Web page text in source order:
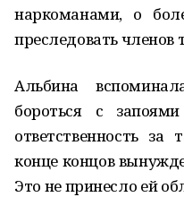
наркоманами, о
преследовать членов
Альбина
бороться с
ответственность за
конце концов
Это не принесло ей